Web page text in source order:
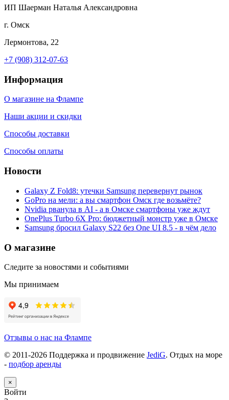
ИП Шаерман Наталья Александровна
г. Омск
Лермонтова, 22
+7 (908) 312-07-63
Информация
О магазине на Флампе
Наши акции и скидки
Способы доставки
Способы оплаты
Новости
Galaxy Z Fold8: утечки Samsung перевернут рынок
GoPro на мели: а вы смартфон Омск где возьмёте?
Nvidia рванула в AI - а в Омске смартфоны уже ждут
OnePlus Turbo 6X Pro: бюджетный монстр уже в Омске
Samsung бросил Galaxy S22 без One UI 8.5 - в чём дело
О магазине
Следите за новостями и событиями
Мы принимаем
Отзывы о нас на Флампе
© 2011-2026 Поддержка и продвижение JediG. Отдых на море
- подбор аренды
×
Войти